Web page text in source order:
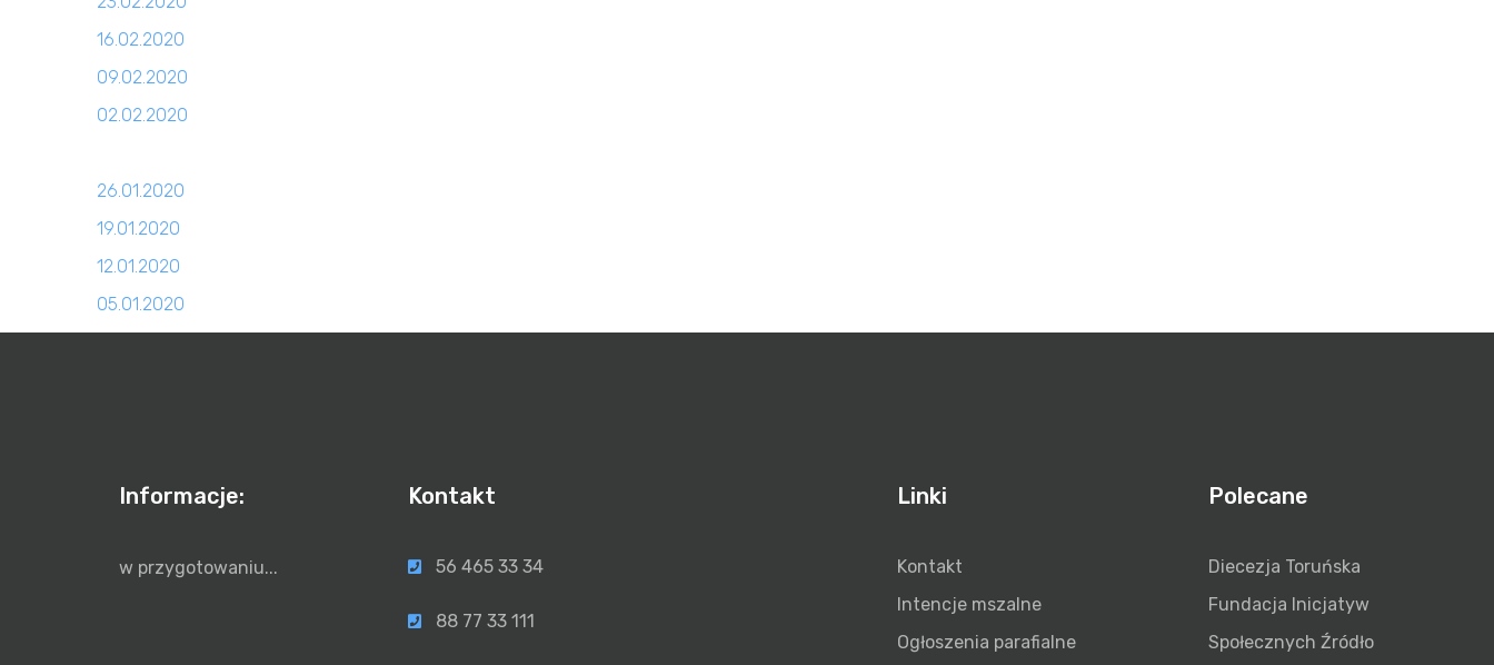
16.02.2020
09.02.2020
02.02.2020
26.01.2020
19.01.2020
12.01.2020
05.01.2020
Informacje:
w przygotowaniu...
Kontakt
56 465 33 34
88 77 33 111
Linki
Kontakt
Intencje mszalne
Ogłoszenia parafialne
Polecane
Diecezja Toruńska
Fundacja Inicjatyw
Społecznych Źródło